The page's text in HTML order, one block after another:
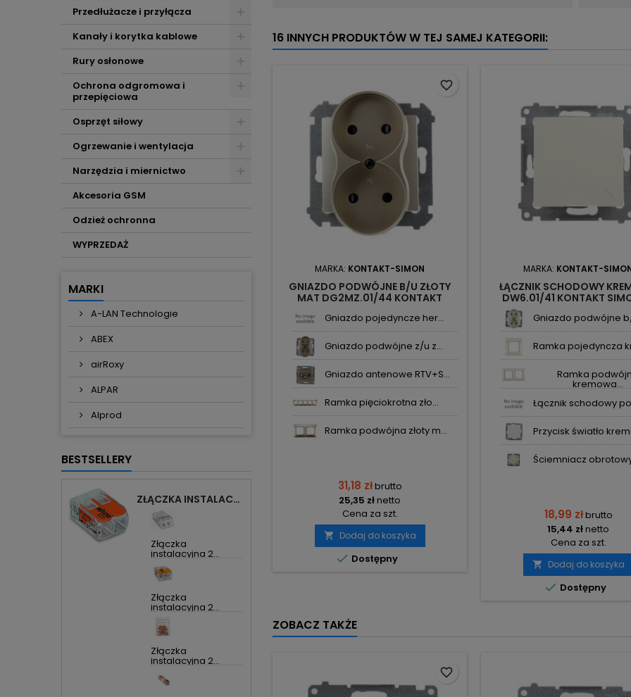
Przedłużacze i przyłącza
Kanały i korytka kablowe
Rury osłonowe
Ochrona odgromowa i
przepięciowa
Osprzęt siłowy
Ogrzewanie i wentylacja
Narzędzia i miernictwo
Akcesoria GSM
Odzież ochronna
WYPRZEDAŻ
MARKI
A-LAN Technologie
ABEX
airRoxy
ALPAR
Alprod
BESTSELLERY
ZŁĄCZKA INSTALACYJNA 2X UNIWERSALNA COMPACT 221-412 WAGO
Złączka
instalacyjna 2...
Złączka
instalacyjna 2...
Złączka
instalacyjna 2...
16 INNYCH PRODUKTÓW W TEJ SAMEJ KATEGORII:
MARKA: KONTAKT-SIMON
GNIAZDO PODWÓJNE B/U ZŁOTY
MAT DG2MZ.01/44 KONTAKT
Gniazdo pojedyncze her...
Gniazdo podwójne z/u z...
Gniazdo antenowe RTV+S...
Ramka pięciokrotna zło...
Ramka podwójna złoty m...
31,18 złbrutto
25,35 złnetto
Cena za szt.
 Dodaj do koszyka
 Dostępny
favorite_border
MARKA: KONTAKT-
ŁĄCZNIK SCHODOWY
DW6.01/41 KONTAKT
Gniazdo podwójne
Ramka pojedyncza
Ramka
kremowa...
Łącznik schodowy
Przycisk światło
Ściemniacz
18,99 złbrutto
15,44 złnetto
Cena za szt.
 Dodaj do koszyka
 Dostępny
ZOBACZ TAKŻE
favorite_border